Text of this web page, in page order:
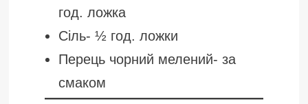
год. ложка
Сіль- ½ год. ложки
Перець чорний мелений- за
смаком